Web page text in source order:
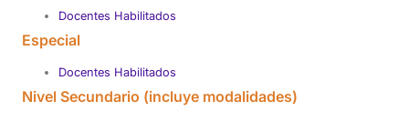
Docentes Habilitados
Especial
Docentes Habilitados
Nivel Secundario (incluye modalidades)